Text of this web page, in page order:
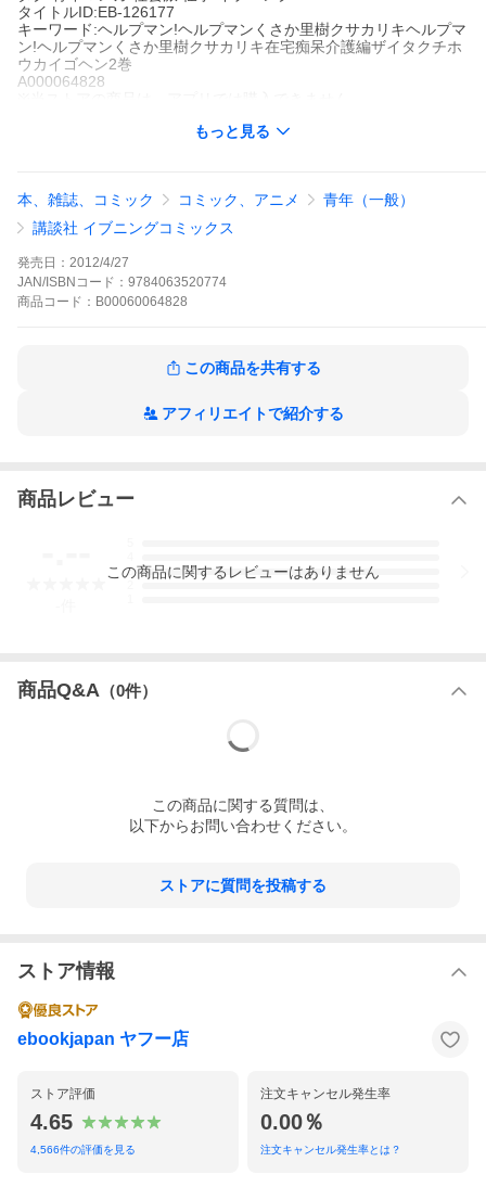
タイトルID:EB-126177
キーワード:ヘルプマン!ヘルプマンくさか里樹クサカリキヘルプマ
ン!ヘルプマンくさか里樹クサカリキ在宅痴呆介護編ザイタクチホ
ウカイゴヘン2巻
A000064828
る主婦・公子(きみこ)。そんな彼女はある日、過酷な介護生活によ
って倒れてしまう!公子に任せっきりで介護から目を背けていた家
族たちは、介護保険の存在を知り安心するが……。親のボケ、家
族はどう受け止めますか?在宅介護の現実をリアルに描く、在宅痴
呆介護編!!
ヘルプマン!の作品をもっと見る
もっと見る
本、雑誌、コミック コミック、アニメ
青年（一般）
講談社 イブニングコミックス
発売日： 2012/4/27
JAN/ISBNコード： 9784063520774
商品 コード： B00060064828
この商品を共有する
アフィリエイトで紹介する
商品レビュー
3
この商品に関するレビューはありません
商品Q&A （0件）
この商品に関する質問は、
以下からお問い合わせください。
ストアに質問を投稿する
ストア情報
ebookjapan ヤフー店
ストア評価
4.65
4,566件の評価を見る
注文キャンセル発生率
0.00％
注文キャンセル発生率とは？